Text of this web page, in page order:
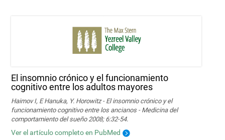
El insomnio crónico y el funcionamiento
cognitivo entre los adultos mayores
Haimov I, E Hanuka, Y. Horowitz - El insomnio crónico y el
funcionamiento cognitivo entre los ancianos - Medicina del
comportamiento del sueño 2008; 6:32-54.
Ver el artículo completo en PubMed